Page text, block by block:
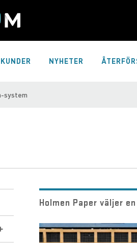
KUNDER NYHETER
system
Holmen Paper väljer